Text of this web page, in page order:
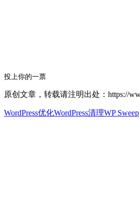
投上你的一票
原创文章，转载请注明出处：https://
WordPress优化WordPress清理WP Sweep